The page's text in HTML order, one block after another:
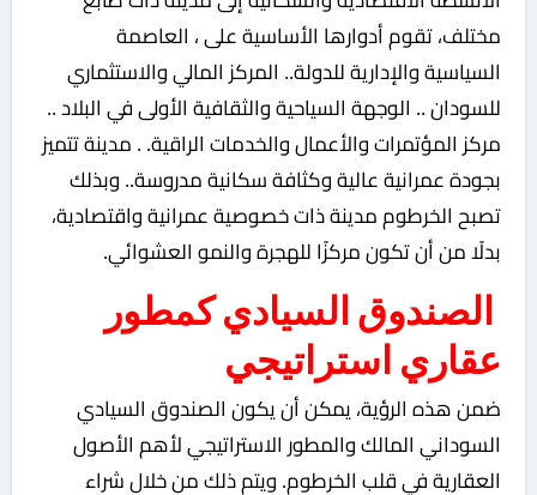
مختلف، تقوم أدوارها الأساسية على ، العاصمة
السياسية والإدارية للدولة.. المركز المالي والاستثماري
للسودان .. الوجهة السياحية والثقافية الأولى في البلاد ..
مركز المؤتمرات والأعمال والخدمات الراقية. . مدينة تتميز
بجودة عمرانية عالية وكثافة سكانية مدروسة.. وبذلك
تصبح الخرطوم مدينة ذات خصوصية عمرانية واقتصادية،
بدلًا من أن تكون مركزًا للهجرة والنمو العشوائي.
الصندوق السيادي كمطور
عقاري استراتيجي
ضمن هذه الرؤية، يمكن أن يكون الصندوق السيادي
السوداني المالك والمطور الاستراتيجي لأهم الأصول
العقارية في قلب الخرطوم. ويتم ذلك من خلال شراء